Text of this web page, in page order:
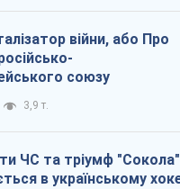
війни, або Про
союзу
3,9 т.
ЧС та тріумф
в українському